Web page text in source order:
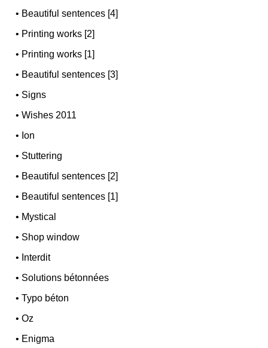
• Beautiful sentences [4]
• Printing works [2]
• Printing works [1]
• Beautiful sentences [3]
• Signs
•Wishes 2011
• Ion
• Stuttering
• Beautiful sentences [2]
• Beautiful sentences [1]
• Mystical
• Shop window
• Interdit
• Solutions bétonnées
•Typo béton
•Oz
• Enigma